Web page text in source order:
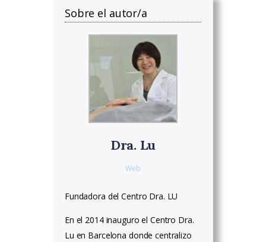
Sobre el autor/a
Dra. Lu
Web
Fundadora del Centro Dra. LU
En el 2014 inauguro el Centro Dra.
Lu en Barcelona donde centralizo